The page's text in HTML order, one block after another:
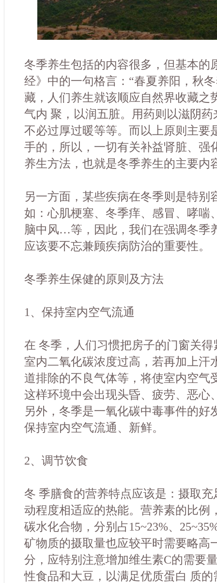
冬季养生包括的内容很多，但基本的
经》中的一句格言：“春夏养阳，秋
藏，人们养生就该顺应自然界收藏之
气内 聚，以润五脏。用药则以滋阴
不必过厚过暖等等。而以上原则主要
手的，所以，一切有关补益肾脏、强
养生方法，也就是冬季养生的主要内
另一方面，某些疾病在冬季则是特别
如：心肌梗塞、冬季痒、感冒、哮喘
脑中风…等，因此，我们在强调冬季
应该要不忘兼顾疾病防治的重要性。
冬季养生保健的原则及方法
1、保持室内空气流通
在 冬季，人们习惯把房子的门窗关
室内二氧化碳浓度过高，若再加上汗
道排除的不良气体等，将使室内空气
这样环境中会出现头昏、疲劳、恶心
另外，冬季是一氧化碳中毒事件的好
保持室内空气流通、新鲜。
2、调节饮食
冬 季膳食的营养特点应该是：摄取
动程度相适应的热能。营养素的比例
碳水化合物，分别占15~23%、
矿物质的摄取量也应较平时需要略高
分，应特别注意增加维生素C的需要
性食品和大豆，以满足优质蛋白 质